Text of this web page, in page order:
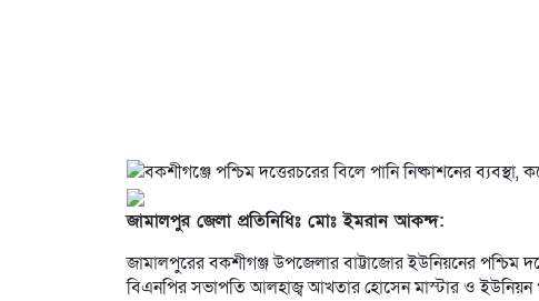
জামালপুর জেলা প্রতিনিধিঃ মোঃ ইমরান আকন্দ:
জামালপুরের বকশীগঞ্জ উপজেলার বাট্টাজোর ইউনিয়নের পশ্চিম
বিএনপির সভাপতি আলহাজ্ব আখতার হোসেন মাস্টার ও ইউনিয়ন